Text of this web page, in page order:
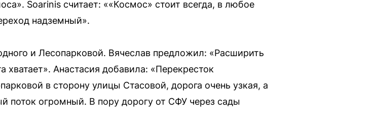
Soarinis считает: ««Космос» стоит всегда, в любое
надземный».
и Лесопарковой. Вячеслав предложил: «Расширить
Анастасия добавила: «Перекресток
в сторону улицы Стасовой, дорога очень узкая, а
поток огромный. В пору дорогу от СФУ через сады